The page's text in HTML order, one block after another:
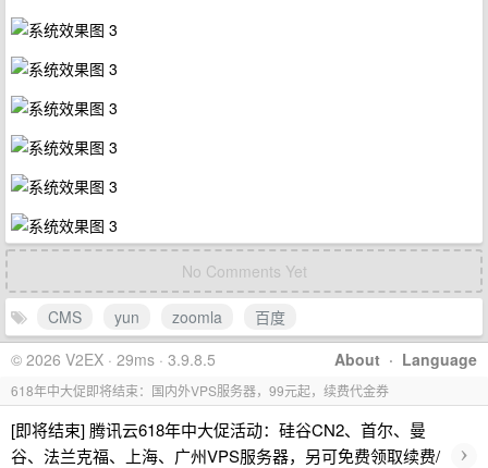
No Comments Yet
CMS yun zoomla
百度
About · Language
© 2026 V2EX · 29ms · 3.9.8.5
618年中大促即将结束：国内外VPS服务器，99元起，续费代金券
[即将结束] 腾讯云618年中大促活动：硅谷CN2、首尔、曼
谷、法兰克福、上海、广州VPS服务器，另可免费领取续费/
›